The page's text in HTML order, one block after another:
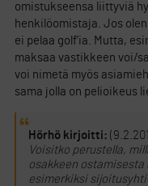
omistukseensa liittyviä
henkilöomistaja. Jos
ei pelaa golf’ia. Mutta,
maksaa vastikkeen voi/
voi nimetä myös
sama jolla on pelioikeus
Hörhö kirjoitti:
Voisitko perustella,
osakkeen
esimerkiksi